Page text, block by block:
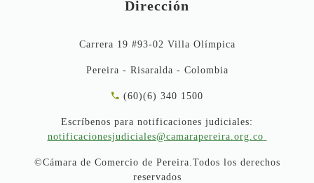
Dirección
Carrera 19 #93-02 Villa Olímpica
Pereira - Risaralda - Colombia
(60)(6) 340 1500
Escríbenos para notificaciones judiciales:
notificacionesjudiciales@camarapereira.org.co
©Cámara de Comercio de Pereira.Todos los derechos
reservados